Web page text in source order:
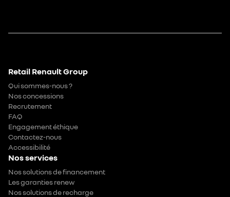
Retail Renault Group
Qui sommes-nous ?
Nos concessions
Recrutement
FAQ
Engagement éthique
Contactez-nous
Accessibilité
Nos services
Nos solutions de financement
Les garanties renew
Nos solutions de recharge